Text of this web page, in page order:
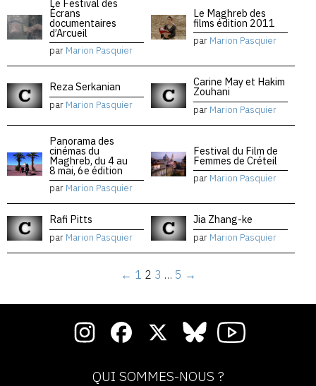
Le Festival des
Écrans
documentaires
d’Arcueil
par Marion Pasquier
Le Maghreb des
films édition 2011
par Marion Pasquier
Reza Serkanian
par Marion Pasquier
Carine May et Hakim
Zouhani
par Marion Pasquier
Panorama des
cinémas du
Maghreb, du 4 au
8 mai, 6e édition
par Marion Pasquier
Festival du Film de
Femmes de Créteil
par Marion Pasquier
Rafi Pitts
par Marion Pasquier
Jia Zhang-ke
par Marion Pasquier
← 1 2 3 … 5 →
QUI SOMMES-NOUS ?